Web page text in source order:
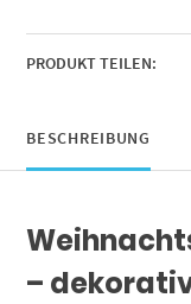
Sticker
/
Etiketten
/
/
Menge
PRODUKT TEILEN:
BESCHREIBUNG
–